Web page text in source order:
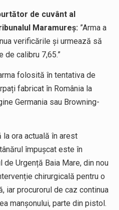
de cuvânt al
Maramureș: ”Arma a
verificările și urmează să
de calibru 7,65.”
folosită în tentativa de
fabricat în România la
Germania sau Browning-
la ora actuală în arest
împușcat este în
Urgență Baia Mare, din nou
chirurgicală pentru o
iar procurorul de caz continua
manșonului, parte din pistol.